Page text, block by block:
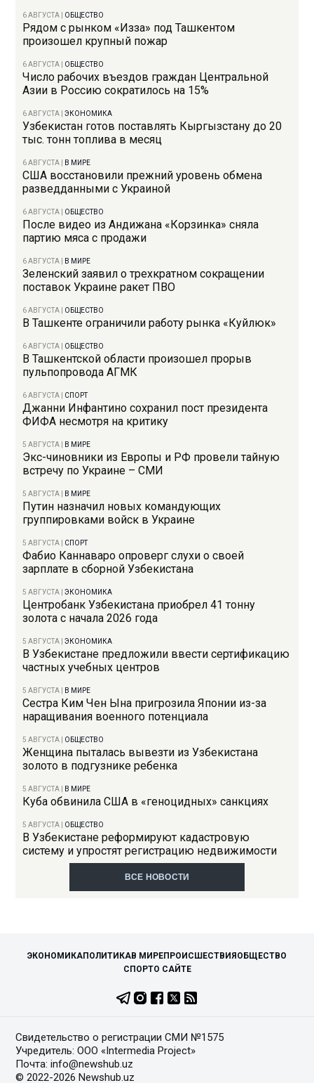
6 АВГУСТА ОБЩЕСТВО
Рядом с рынком «Изза» под Ташкентом
произошел крупный пожар
6 АВГУСТА ОБЩЕСТВО
Число рабочих въездов граждан Центральной
Азии в Россию сократилось на 15%
6 АВГУСТА |ЭКОНОМИКА
Узбекистан готов поставлять Кыргызстану до 20
тыс. тонн топлива в месяц
6 АВГУСТА В МИРЕ
США восстановили прежний уровень обмена
разведданными с Украиной
6 АВГУСТА ОБЩЕСТВО
После видео из Андижана «Корзинка» сняла
партию мяса с продажи
6 АВГУСТА В МИРЕ
Зеленский заявил о трехкратном сокращении
поставок Украине ракет ПВО
6 АВГУСТА ОБЩЕСТВО
В Ташкенте ограничили работу рынка «Куйлюк»
6 АВГУСТА ОБЩЕСТВО
В Ташкентской области произошел прорыв
пульпопровода АГМК
6 АВГУСТА СПОРТ
Джанни Инфантино сохранил пост президента
ФИФА несмотря на критику
5 АВГУСТА В МИРЕ
Экс-чиновники из Европы и РФ провели тайную
встречу по Украине – СМИ
5 АВГУСТА В МИРЕ
Путин назначил новых командующих
группировками войск в Украине
5 АВГУСТА СПОРТ
Фабио Каннаваро опроверг слухи о своей
зарплате в сборной Узбекистана
5 АВГУСТА |ЭКОНОМИКА
Центробанк Узбекистана приобрел 41 тонну
золота с начала 2026 года
5 АВГУСТА |ЭКОНОМИКА
В Узбекистане предложили ввести сертификацию
частных учебных центров
5 АВГУСТА В МИРЕ
Сестра Ким Чен Ына пригрозила Японии из-за
наращивания военного потенциала
5 АВГУСТА ОБЩЕСТВО
Женщина пыталась вывезти из Узбекистана
золото в подгузнике ребенка
5 АВГУСТА В МИРЕ
Куба обвинила США в «геноцидных» санкциях
5 АВГУСТА ОБЩЕСТВО
В Узбекистане реформируют кадастровую
систему и упростят регистрацию недвижимости
ВСЕ НОВОСТИ
ЭКОНОМИКАПОЛИТИКАВ МИРЕПРОИСШЕСТВИЯ ОБЩЕСТВО
СПОРТО САЙТЕ
Свидетельство о регистрации СМИ №1575
Учредитель: ООО «Intermedia Project»
Почта: info@newshub.uz
© 2022-2026 Newshub.uz